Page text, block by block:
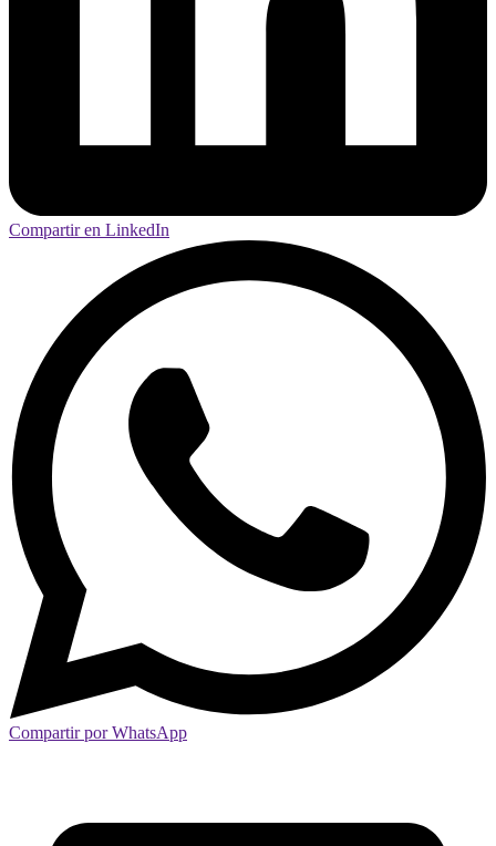
Compartir en LinkedIn
Compartir por WhatsApp